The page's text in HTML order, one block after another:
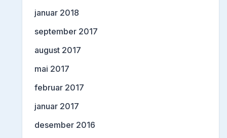
januar 2018
september 2017
august 2017
mai 2017
februar 2017
januar 2017
desember 2016